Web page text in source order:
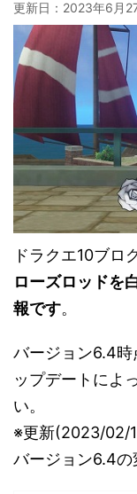
更新日： 2023年6月
ドラクエ10ブロ
ローズロッドを
報です。
バージョン6.4時
ップデートによ
い。
※更新(2023/02/
バージョン6.4の